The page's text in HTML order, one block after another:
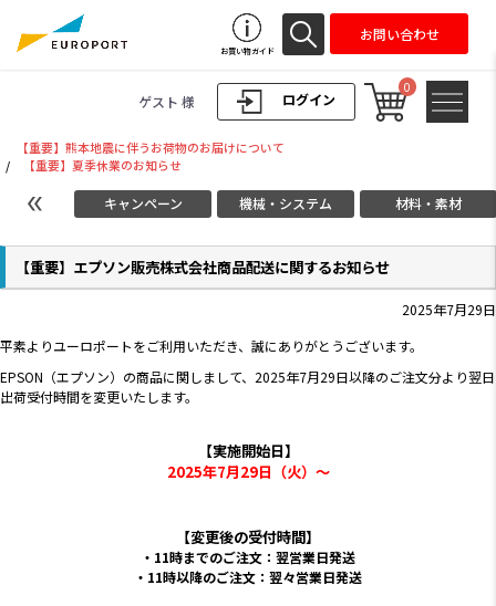
ログイン
ゲスト 様
0
お買い物ガイド
お問い合わせ
【重要】熊本地震に伴うお荷物のお届けについて
/
【重要】夏季休業のお知らせ
キャンペーン 機械・システム 材料・素材
【重要】エプソン販売株式会社商品配送に関するお知らせ
2025年7月29日
平素よりユーロポートをご利用いただき、誠にありがとうございます。
EPSON（エプソン）の商品に関しまして、2025年7月29日以降のご注文分より翌日
出荷受付時間を変更いたします。
【実施開始日】
2025年7月29日（火）～
【変更後の受付時間】
11時までのご注文：翌営業日発送
11時以降のご注文：翌々営業日発送